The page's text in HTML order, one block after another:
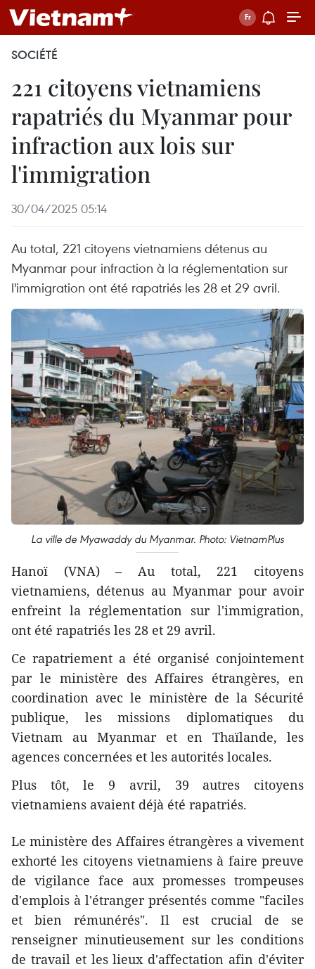
SOCIÉTÉ
221 citoyens vietnamiens
rapatriés du Myanmar pour
infraction aux lois sur
l'immigration
30/04/2025 05:14
Au total, 221 citoyens vietnamiens détenus au
Myanmar pour infraction à la réglementation sur
l'immigration ont été rapatriés les 28 et 29 avril.
La ville de Myawaddy du Myanmar. Photo: VietnamPlus
Hanoï (VNA) – Au total, 221 citoyens
vietnamiens, détenus au Myanmar pour avoir
enfreint la réglementation sur l'immigration,
ont été rapatriés les 28 et 29 avril.
Ce rapatriement a été organisé conjointement
par le ministère des Affaires étrangères, en
coordination avec le ministère de la Sécurité
publique, les missions diplomatiques du
Vietnam au Myanmar et en Thaïlande, les
agences concernées et les autorités locales.
Plus tôt, le 9 avril, 39 autres citoyens
vietnamiens avaient déjà été rapatriés.
Le ministère des Affaires étrangères a vivement
exhorté les citoyens vietnamiens à faire preuve
de vigilance face aux promesses trompeuses
d'emplois à l'étranger présentés comme "faciles
et bien rémunérés". Il est crucial de se
renseigner minutieusement sur les conditions
de travail et les lieux d'affectation afin d'éviter